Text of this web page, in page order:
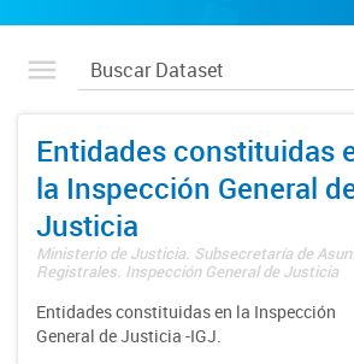
Entidades constituidas
la Inspección General
Justicia
Ministerio de Justicia. Subsecretaría de
Registrales. Inspección General de Justicia
Entidades constituidas en la Inspección
General de Justicia -IGJ.